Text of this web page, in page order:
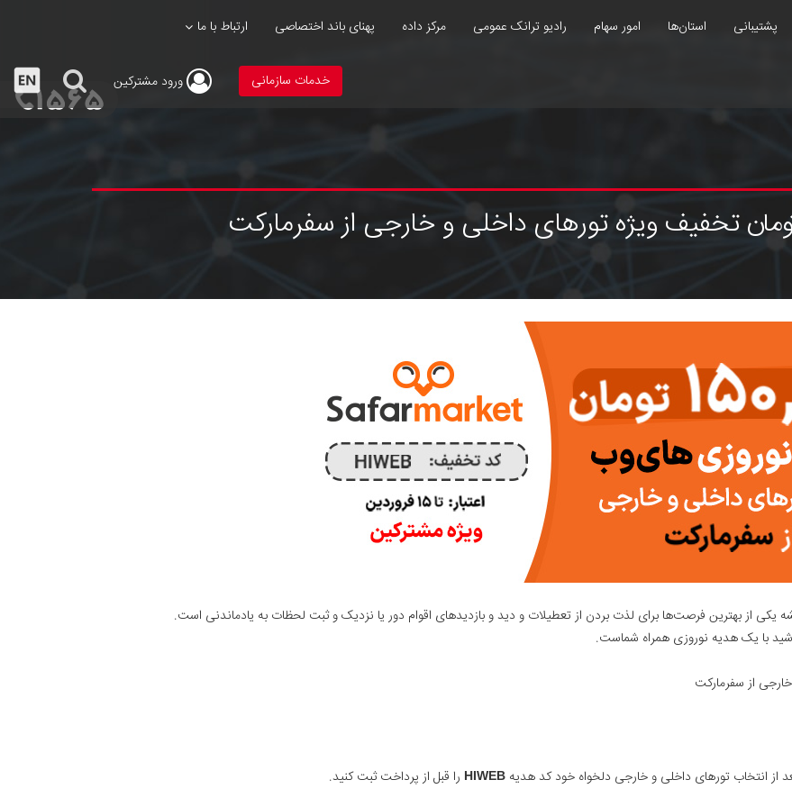
پشتیبانی استان‌ها امور سهام رادیو ترانک عمومی مرکز داده پهنای باند اختصاصی ارتباط با ما
ورود مشترکین خدمات سازمانی
از بهترین فرصت‌ها برای لذت بردن از تعطیلات و دید و بازدیدهای اقوام دور یا نزدیک و ثبت لحظات به یادماندنی است.
از انتخاب تورهای داخلی و خارجی دلخواه خود کد هدیه HIWEB را قبل از پرداخت ثبت کنید.